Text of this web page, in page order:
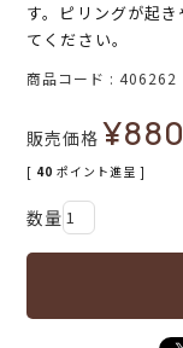
す。ピリングが起
てください。
商品コード 406262
販売価格 ¥
[ 40 ポイント進呈 ]